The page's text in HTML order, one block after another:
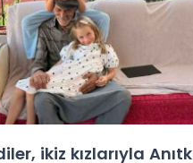
ikiz kızlarıyla